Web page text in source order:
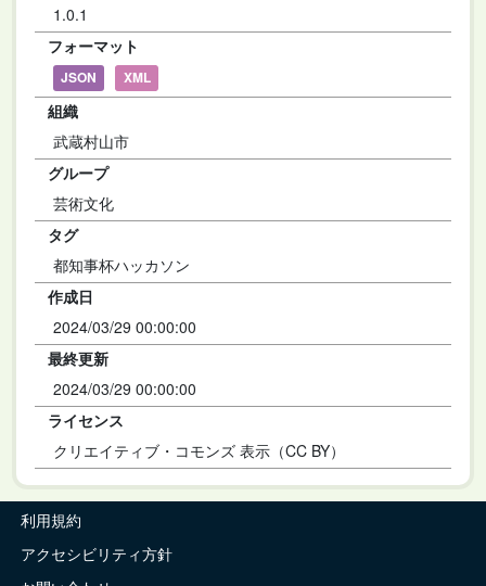
1.0.1
フォーマット
JSON XML
組織
武蔵村山市
グループ
芸術文化
タグ
都知事杯ハッカソン
作成日
2024/03/29 00:00:00
最終更新
2024/03/29 00:00:00
ライセンス
クリエイティブ・コモンズ 表示（CC BY）
利用規約
アクセシビリティ方針